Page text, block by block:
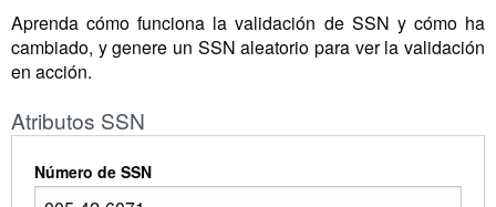
Aprenda cómo funciona la validación de SSN y cómo ha
cambiado, y genere un SSN aleatorio para ver la validación
en acción.
Atributos SSN
Número de SSN